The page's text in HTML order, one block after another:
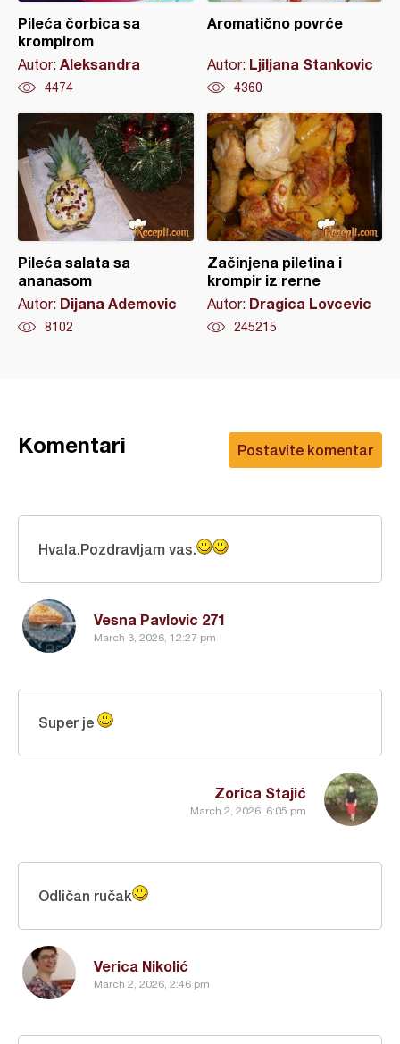
Pileća čorbica sa
krompirom
Autor: Aleksandra
4474
Aromatično povrće
Autor: Ljiljana Stankovic
4360
Pileća salata sa
ananasom
Autor: Dijana Ademovic
8102
Začinjena piletina i
krompir iz rerne
Autor: Dragica Lovcevic
245215
Postavite komentar
Komentari
Vesna Pavlovic 271
March 3, 2026, 12:27 pm
Hvala.Pozdravljam vas.
Zorica Stajić
March 2, 2026, 6:05 pm
Super je
Verica Nikolić
March 2, 2026, 2:46 pm
Odličan ručak